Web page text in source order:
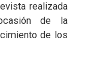
realizada
de la
de los